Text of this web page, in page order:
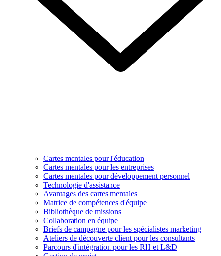
Cartes mentales pour l'éducation
Cartes mentales pour les entreprises
Cartes mentales pour développement personnel
Technologie d'assistance
Avantages des cartes mentales
Matrice de compétences d'équipe
Bibliothèque de missions
Collaboration en équipe
Briefs de campagne pour les spécialistes marketing
Ateliers de découverte client pour les consultants
Parcours d'intégration pour les RH et L&D